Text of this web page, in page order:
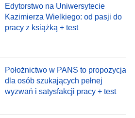
Edytorstwo na Uniwersytecie
Kazimierza Wielkiego: od pasji do
pracy z książką + test
Położnictwo w PANS to propozycja
dla osób szukających pełnej
wyzwań i satysfakcji pracy + test